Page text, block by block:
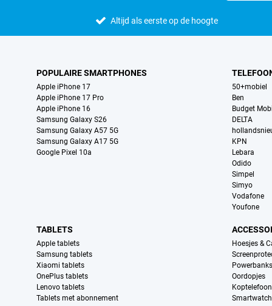
Altijd als eerste op de hoogte
POPULAIRE SMARTPHONES
Apple iPhone 17
Apple iPhone 17 Pro
Apple iPhone 16
Samsung Galaxy S26
Samsung Galaxy A57 5G
Samsung Galaxy A17 5G
Google Pixel 10a
50+mobiel
Ben
Budget
DELTA
KPN
Lebara
Odido
Simpel
Simyo
Vodafone
Youfone
TABLETS
Apple tablets
Samsung tablets
Xiaomi tablets
OnePlus tablets
Lenovo tablets
Tablets met abonnement
Hoesjes &
Powerbanks
Oordopjes